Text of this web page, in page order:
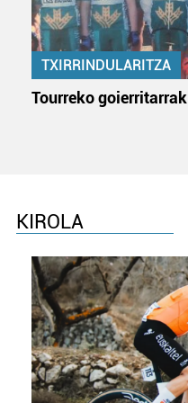
TXIRRINDULARITZA
Tourreko goierritarrak
KIROLA